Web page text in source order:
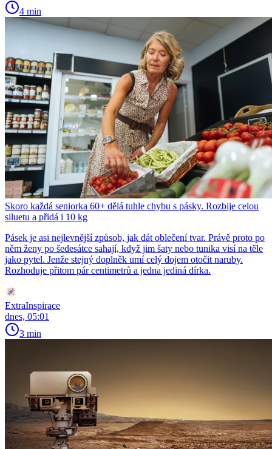
4 min
Skoro každá seniorka 60+ dělá tuhle chybu s pásky. Rozbije celou
siluetu a přidá i 10 kg
Pásek je asi nejlevnější způsob, jak dát oblečení tvar. Právě proto po
něm ženy po šedesátce sahají, když jim šaty nebo tunika visí na těle
jako pytel. Jenže stejný doplněk umí celý dojem otočit naruby.
Rozhoduje přitom pár centimetrů a jedna jediná dírka.
ExtraInspirace
dnes, 05:01
3 min